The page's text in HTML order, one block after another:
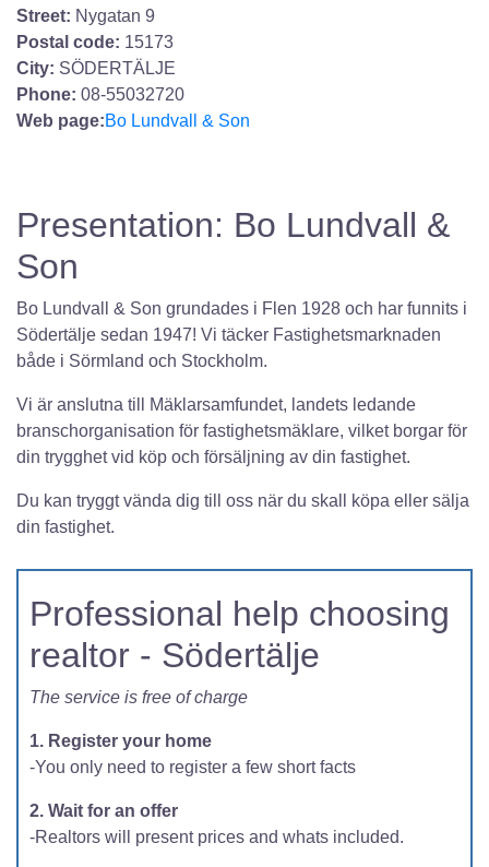
Street: Nygatan 9
Postal code: 15173
City: SÖDERTÄLJE
Phone: 08-55032720
Web page:Bo Lundvall & Son
Presentation: Bo Lundvall &
Son
Bo Lundvall & Son grundades i Flen 1928 och har funnits i
Södertälje sedan 1947! Vi täcker Fastighetsmarknaden
både i Sörmland och Stockholm.
Vi är anslutna till Mäklarsamfundet, landets ledande
branschorganisation för fastighetsmäklare, vilket borgar för
din trygghet vid köp och försäljning av din fastighet.
Du kan tryggt vända dig till oss när du skall köpa eller sälja
din fastighet.
Professional help choosing
realtor - Södertälje
The service is free of charge
1. Register your home
-You only need to register a few short facts
2. Wait for an offer
-Realtors will present prices and whats included.